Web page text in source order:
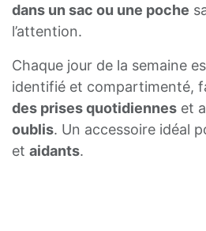
dans un sac ou une poche
l’attention.
Chaque jour de la semaine
identifié et compartimenté,
des prises quotidiennes et
oublis. Un accessoire idéal
et aidants.